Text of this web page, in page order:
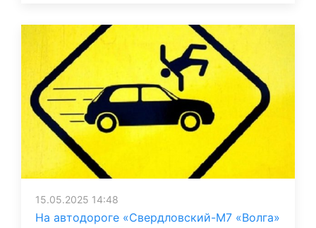
15.05.2025 14:48
На автодороге «Свердловский-М7 «Волга»